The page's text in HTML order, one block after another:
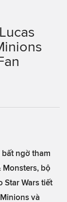
bất ngờ tham
bộ
Star Wars tiết
và